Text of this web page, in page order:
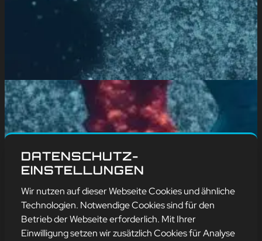
DATENSCHUTZ-
EINSTELLUNGEN
Wir nutzen auf dieser Webseite Cookies und ähnliche
Technologien. Notwendige Cookies sind für den
Betrieb der Webseite erforderlich. Mit Ihrer
Einwilligung setzen wir zusätzlich Cookies für Analyse